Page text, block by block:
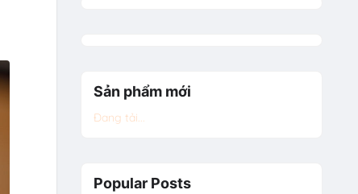
Sản phẩm mới
Đang tải...
Popular Posts